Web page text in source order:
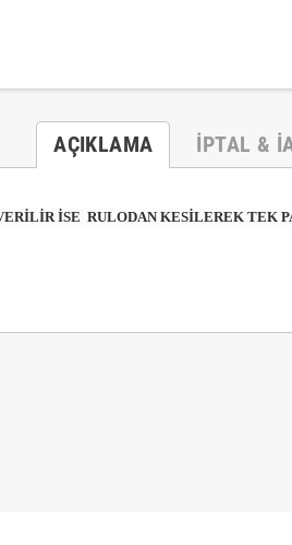
AÇIKLAMA İPTAL &
İSE RULODAN KESİLEREK TEK